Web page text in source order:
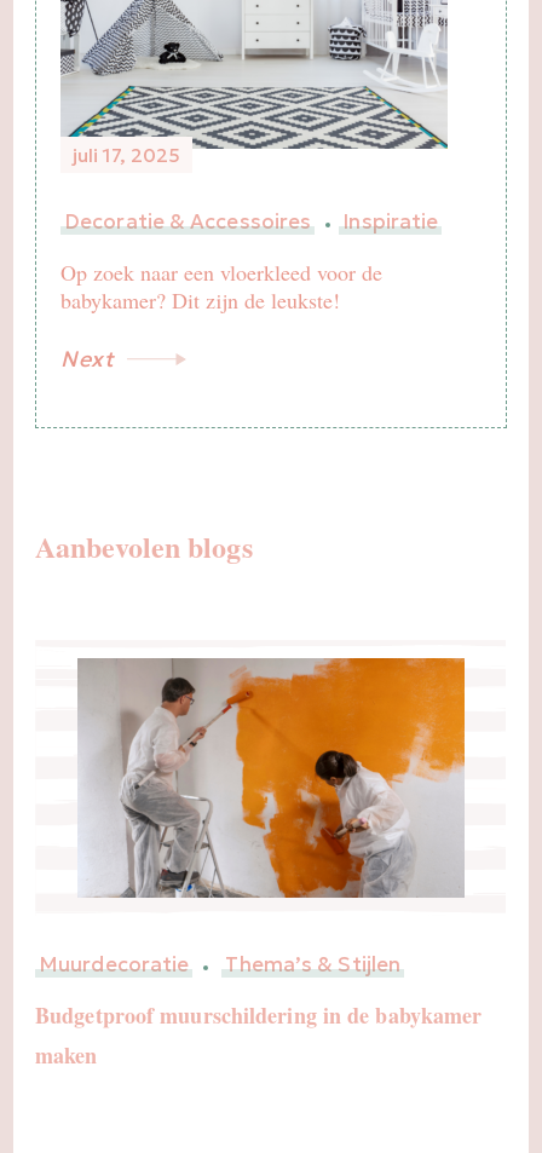
juli 17, 2025
Decoratie & Accessoires Inspiratie
Op zoek naar een vloerkleed voor de
babykamer? Dit zijn de leukste!
Next
Aanbevolen blogs
Muurdecoratie Thema’s & Stijlen
Budgetproof muurschildering in de babykamer
maken